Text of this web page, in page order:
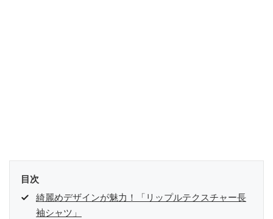
目次
綺麗めデザインが魅力！「リップルテクスチャー長
袖シャツ」